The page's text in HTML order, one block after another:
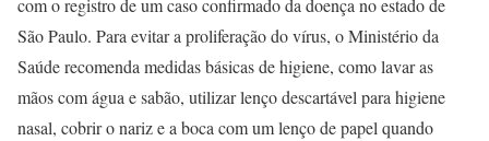
com o registro de um caso confirmado da doença no estado de
São Paulo. Para evitar a proliferação do vírus, o Ministério da
Saúde recomenda medidas básicas de higiene, como lavar as
mãos com água e sabão, utilizar lenço descartável para higiene
nasal, cobrir o nariz e a boca com um lenço de papel quando